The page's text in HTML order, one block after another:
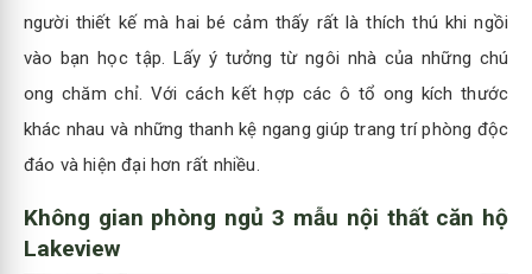
người thiết kế mà hai bé cảm thấy rất là thích thú khi ngồi
vào bạn học tập. Lấy ý tưởng từ ngôi nhà của những chú
ong chăm chỉ. Với cách kết hợp các ô tổ ong kích thước
khác nhau và những thanh kệ ngang giúp trang trí phòng độc
đáo và hiện đại hơn rất nhiều.
Không gian phòng ngủ 3 mẫu nội thất căn hộ
Lakeview